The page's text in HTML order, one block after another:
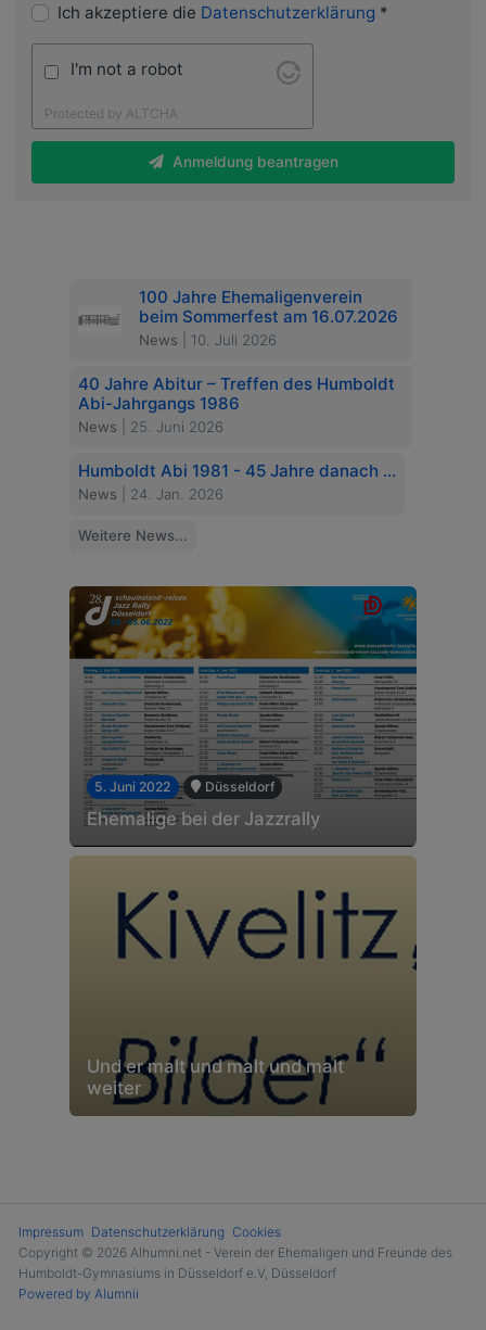
Ich akzeptiere die Datenschutzerklärung *
I'm not a robot
Protected by ALTCHA
Anmeldung beantragen
100 Jahre Ehemaligenverein
beim Sommerfest am 16.07.2026
News | 10. Juli 2026
40 Jahre Abitur – Treffen des Humboldt
Abi-Jahrgangs 1986
News | 25. Juni 2026
Humboldt Abi 1981 - 45 Jahre danach …
News | 24. Jan. 2026
Weitere News...
5. Juni 2022 Düsseldorf
Ehemalige bei der Jazzrally
Und er malt und malt und malt
weiter
Impressum Datenschutzerklärung Cookies
Copyright © 2026 Alhumni.net - Verein der Ehemaligen und Freunde des
Humboldt-Gymnasiums in Düsseldorf e.V, Düsseldorf
Powered by Alumnii